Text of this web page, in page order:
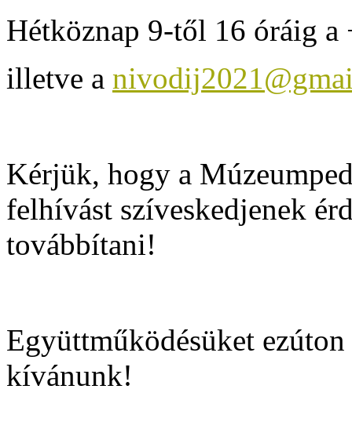
Hétköznap 9-től 16 óráig a
illetve a
Kérjük, hogy a
felhívást szíveskedjenek
továbbítani!
Együttműködésüket
kívánunk!